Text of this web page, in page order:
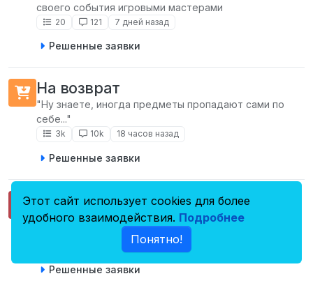
своего события игровыми мастерами
20 121 7 дней назад
Решенные заявки
На возврат
"Ну знаете, иногда предметы пропадают сами по
себе..."
3k 10k 18 часов назад
Решенные заявки
На снятие наказания
“Иногда бывает, что ты совершаешь ошибку в жизни
и нарушаешь правила сервера.”
час назад
Решенные заявки
Этот сайт использует cookies для более
удобного взаимодействия. Подробнее
Понятно!